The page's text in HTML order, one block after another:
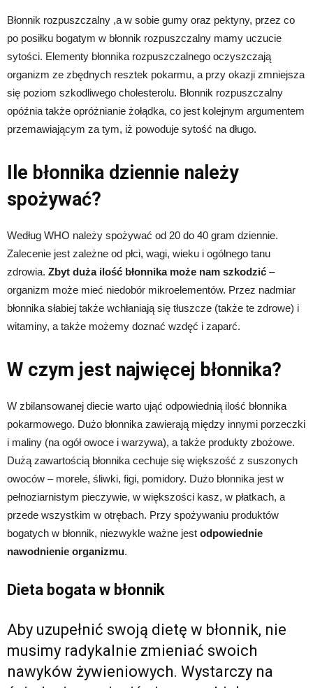
Błonnik rozpuszczalny ,a w sobie gumy oraz pektyny, przez co
po posiłku bogatym w błonnik rozpuszczalny mamy uczucie
sytości. Elementy błonnika rozpuszczalnego oczyszczają
organizm ze zbędnych resztek pokarmu, a przy okazji zmniejsza
się poziom szkodliwego cholesterolu. Błonnik rozpuszczalny
opóźnia także opróżnianie żołądka, co jest kolejnym argumentem
przemawiającym za tym, iż powoduje sytość na długo.
Ile błonnika dziennie należy
spożywać?
Według WHO należy spożywać od 20 do 40 gram dziennie.
Zalecenie jest zależne od płci, wagi, wieku i ogólnego tanu
zdrowia. Zbyt duża ilość błonnika może nam szkodzić –
organizm może mieć niedobór mikroelementów. Przez nadmiar
błonnika słabiej także wchłaniają się tłuszcze (także te zdrowe) i
witaminy, a także możemy doznać wzdęć i zaparć.
W czym jest najwięcej błonnika?
W zbilansowanej diecie warto ująć odpowiednią ilość błonnika
pokarmowego. Dużo błonnika zawierają między innymi porzeczki
i maliny (na ogół owoce i warzywa), a także produkty zbożowe.
Dużą zawartością błonnika cechuje się większość z suszonych
owoców – morele, śliwki, figi, pomidory. Dużo błonnika jest w
pełnoziarnistym pieczywie, w większości kasz, w płatkach, a
przede wszystkim w otrębach. Przy spożywaniu produktów
bogatych w błonnik, niezwykle ważne jest odpowiednie
nawodnienie organizmu.
Dieta bogata w błonnik
Aby uzupełnić swoją dietę w błonnik, nie
musimy radykalnie zmieniać swoich
nawyków żywieniowych. Wystarczy na